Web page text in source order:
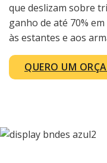
que deslizam sobre
ganho de até 70%
às estantes e aos
QUERO UM